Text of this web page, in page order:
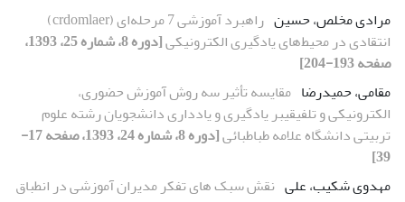
مرادی مخلص، حسین
راهبرد آموزشی 7 مرحله‌ای (crdomlaer)
انتقادی در محیط‌های یادگیری الکترونیکی
[دوره 8، شماره 25، 1393،
صفحه 193-204]
مقامی، حمیدرضا مقایسه تأثیر سه روش آموزش حضوری،
الکترونیکی و تلفیقیبر یادگیری و یادداری دانشجویان رشته علوم
تربیتی دانشگاه علامه طباطبائی
[دوره 8، شماره 24، 1393، صفحه 17-
39]
مهدوی شکیب، علی نقش سبک های تفکر مدیران آموزشی در انطباق